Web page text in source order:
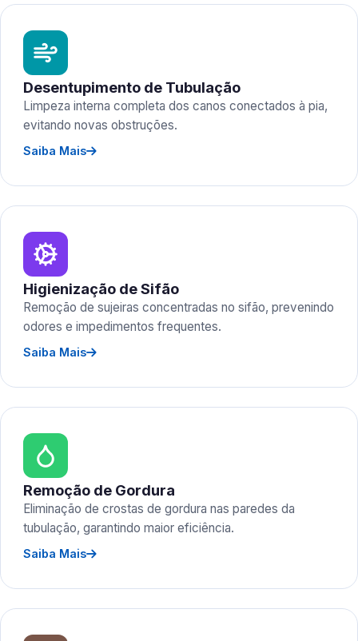
Desentupimento de Tubulação
Limpeza interna completa dos canos conectados à pia,
evitando novas obstruções.
Saiba Mais
Higienização de Sifão
Remoção de sujeiras concentradas no sifão, prevenindo
odores e impedimentos frequentes.
Saiba Mais
Remoção de Gordura
Eliminação de crostas de gordura nas paredes da
tubulação, garantindo maior eficiência.
Saiba Mais